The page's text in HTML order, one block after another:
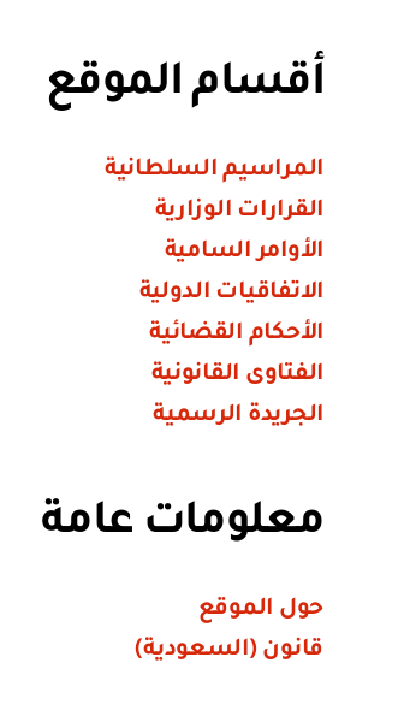
أقسام الموقع
المراسيم السلطانية
القرارات الوزارية
الأوامر السامية
الاتفاقيات الدولية
الأحكام القضائية
الفتاوى القانونية
الجريدة الرسمية
معلومات عامة
حول الموقع
قانون (السعودية)